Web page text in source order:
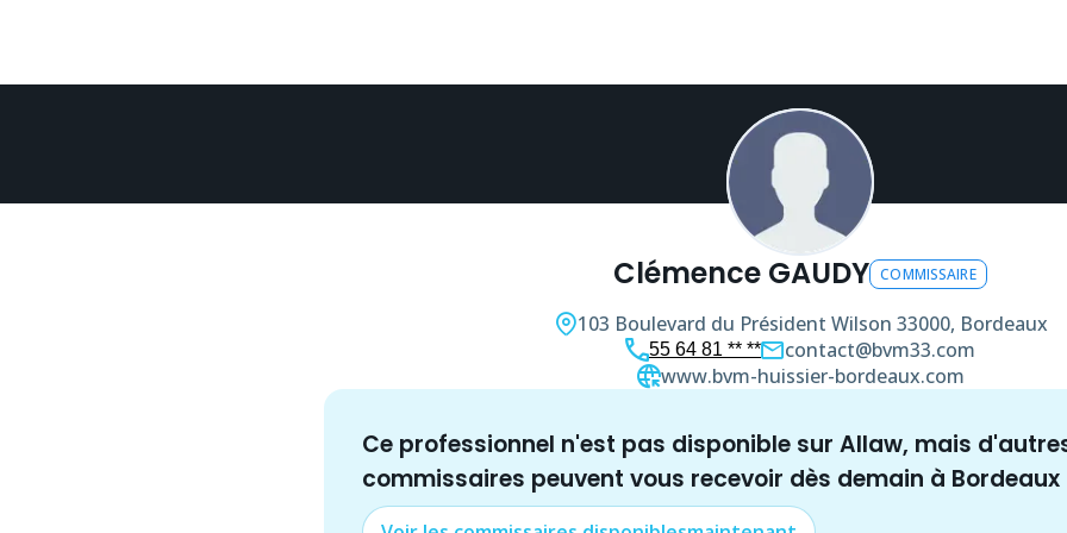
Clémence GAUDY COMMISSAIRE
103 Boulevard du Président Wilson 33000, Bordeaux
55 64 81 ** **
contact@bvm33.com
www.bvm-huissier-bordeaux.com
Ce professionnel n'est pas disponible sur Allaw, mais
commissaires peuvent vous recevoir dès demain à Bordeaux